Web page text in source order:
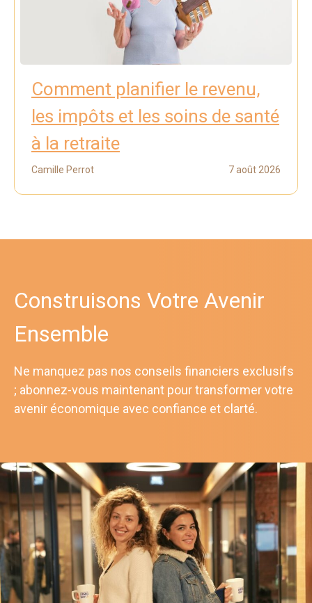
Comment planifier le revenu,
les impôts et les soins de santé
à la retraite
Camille Perrot 7 août 2026
Construisons Votre Avenir
Ensemble
Ne manquez pas nos conseils financiers exclusifs
; abonnez-vous maintenant pour transformer votre
avenir économique avec confiance et clarté.